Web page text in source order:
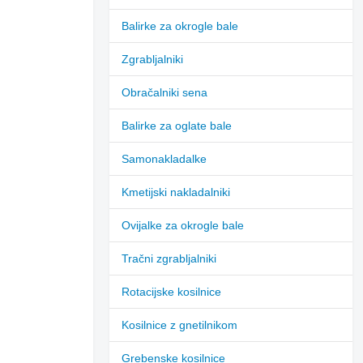
Balirke za okrogle bale
Zgrabljalniki
Obračalniki sena
Balirke za oglate bale
Samonakladalke
Kmetijski nakladalniki
Ovijalke za okrogle bale
Tračni zgrabljalniki
Rotacijske kosilnice
Kosilnice z gnetilnikom
Grebenske kosilnice